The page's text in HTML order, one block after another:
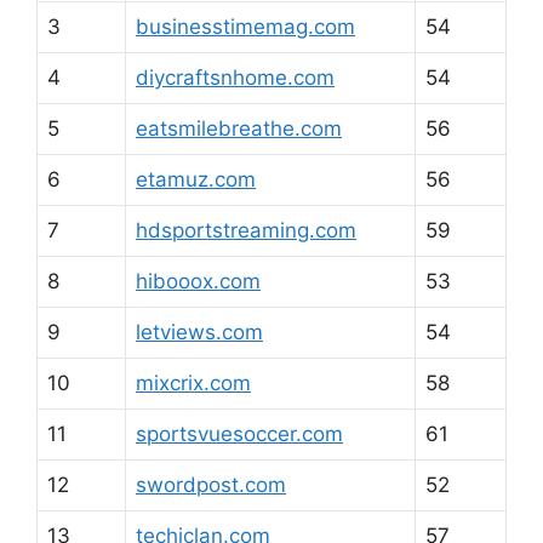
3 businesstimemag.com 54
4 diycraftsnhome.com 54
5 eatsmilebreathe.com 56
6 etamuz.com 56
7 hdsportstreaming.com 59
8 hibooox.com 53
9 letviews.com 54
10 mixcrix.com 58
11 sportsvuesoccer.com 61
12 swordpost.com 52
13 techiclan.com 57